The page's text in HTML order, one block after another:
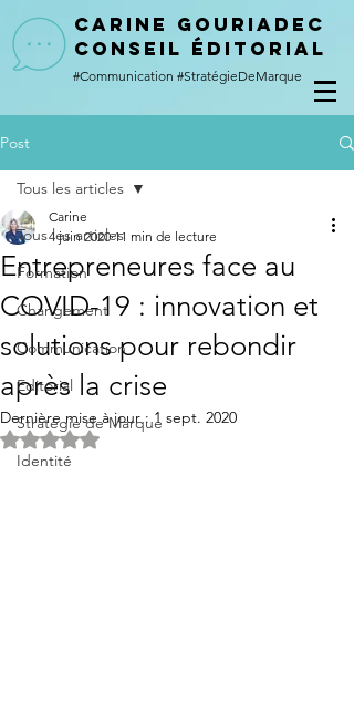
CARINE GOURIADEC
conseil éditorial
#Communication #StratégieDeMarque
Post
Tous les articles
Formation
Changement
Communication
Editorial
Stratégie de Marque
Identité
Tous les articles
Entrepreneures face au
COVID-19 : innovation et
solutions pour rebondir
après la crise
Carine
4 juin 2020 11 min de lecture
Dernière mise à jour :1 sept. 2020
Noté NaN étoiles sur 5.